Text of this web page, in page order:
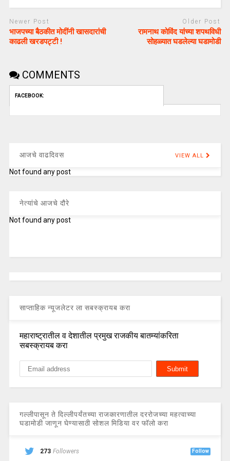
Newer Post
भाजपच्या बैठकीत मोदींनी खासदारांची
काढली खरडपट्टी !
Older Post
रामनाथ कोविंद यांच्या शपथविधी
सोहळ्यात घडलेल्या घडामोडी
COMMENTS
FACEBOOK:
आजचे वाढदिवस VIEW ALL
Not found any post
नेत्यांचे आजचे दौरे
Not found any post
साप्ताहिक न्यूजलेटर ला सबस्क्रायब करा
महाराष्ट्रातील व देशातील प्रमुख राजकीय बातम्यांकरिता
सबस्क्रायब करा
गल्लीपासून ते दिल्लीपर्यंतच्या राजकारणातील दररोजच्या महत्वाच्या
घडामोडी जाणून घेण्यासाठी सोशल मिडिया वर फॉलो करा
273 Followers Follow